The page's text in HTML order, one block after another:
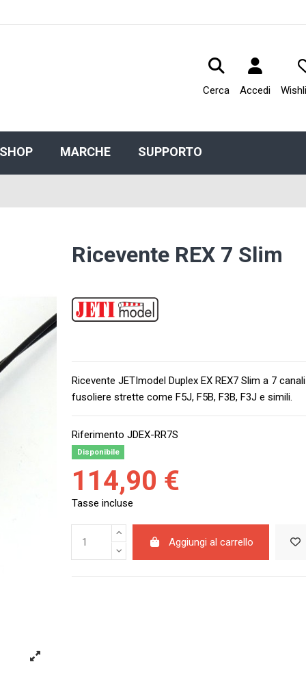
Cerca Accedi
SHOP MARCHE SUPPORTO
Ricevente REX 7 Slim
Ricevente JETImodel Duplex EX REX7 Slim a 7
fusoliere strette come F5J, F5B, F3B, F3J e simili.
Riferimento JDEX-RR7S
Disponibile
114,90 €
Tasse incluse
Aggiungi al carrello